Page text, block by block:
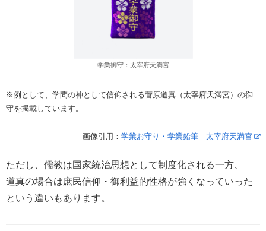
学業御守：太宰府天満宮
※例として、学問の神として信仰される菅原道真（太宰府天満宮）の御
守を掲載しています。
画像引用： 学業お守り・学業鉛筆｜太宰府天満宮
ただし、儒教は国家統治思想として制度化される一方、
道真の場合は庶民信仰・御利益的性格が強くなっていった
という違いもあります。